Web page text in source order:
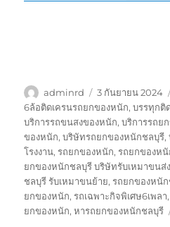
ผู้
เขียน
adminrd
เขียน
เมื่อ
3 กันยายน 2024
6ล้อติดเครนรถยกของหนัก,บรรทุกติ
บริการรถขนสงของหนัก,บริการรถย
ของหนัก,บริษัทรถยกของหนักชลบุรี,
โรงงาน,รถยกของหนัก,รถยกของหนั
ยกของหนักชลบุรี บริษัทรับเหมาขนส่
ชลบุรี รับเหมาขนย้าย,รถยกของหนั
ยกของหนัก,รถเฉพาะกิจพิเศษ6เพลา
ยกของหนัก,หารถยกของหนักชลบุรี